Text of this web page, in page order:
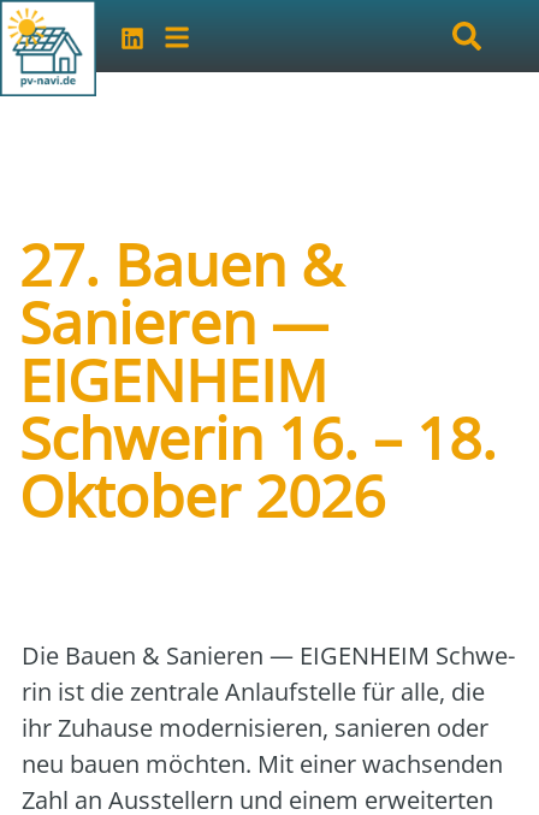
27. Bauen &
Sanieren —
EIGENHEIM
Schwerin 16. – 18.
Oktober 2026
Die Bau­en & Sanie­ren — EIGENHEIM Schwe­
rin ist die zen­tra­le Anlauf­stel­le für alle, die
ihr Zuhau­se moder­ni­sie­ren, sanie­ren oder
neu bau­en möch­ten. Mit einer wach­sen­den
Zahl an Aus­stel­lern und einem erwei­ter­ten